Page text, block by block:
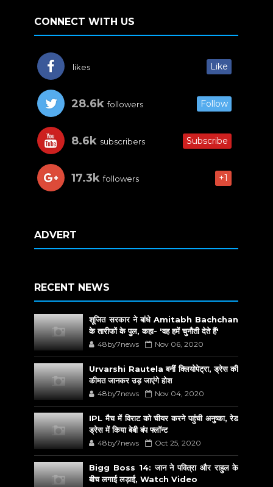
CONNECT WITH US
likes Like
28.6k followers Follow
8.6k subscribers Subscribe
17.3k followers +1
ADVERT
RECENT NEWS
शूजित सरकार ने बांधे Amitabh Bachchan
के तारीफों के पुल, कहा- 'वह हमें चुनौती देते हैं'
48by7news Nov 06, 2020
Urvarshi Rautela बनीं क्लियोपेट्रा, ड्रेस की
कीमत जानकर उड़ जाएंगे होश
48by7news Nov 04, 2020
IPL मैच में विराट को चीयर करने पहुंची अनुष्का, रेड
ड्रेस में किया बेबी बंप फ्लॉन्ट
48by7news Oct 25, 2020
Bigg Boss 14: जान ने पवित्रा और राहुल के
बीच लगाई लड़ाई, Watch Video